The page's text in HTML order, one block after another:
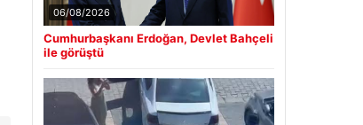
06/08/2026
Cumhurbaşkanı Erdoğan, Devlet Bahçeli
ile görüştü